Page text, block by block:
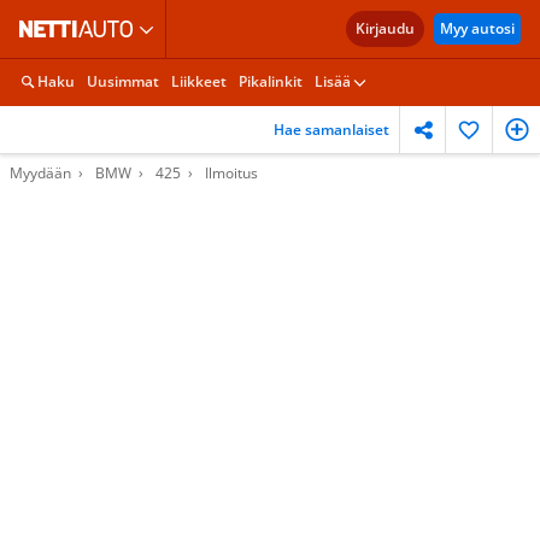
Kirjaudu Myy autosi
Haku Uusimmat Liikkeet Pikalinkit Lisää
Hae samanlaiset
Myydään BMW 425 Ilmoitus